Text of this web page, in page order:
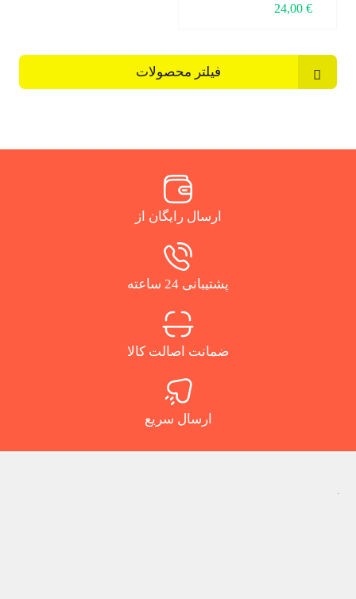
24,00 €
فیلتر محصولات
ارسال رایگان از
پشتیبانی 24 ساعته
ضمانت اصالت کالا
ارسال سریع
.